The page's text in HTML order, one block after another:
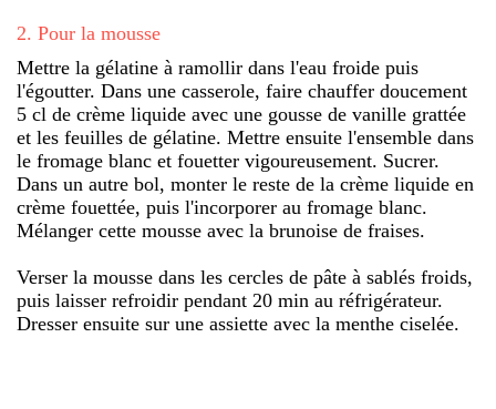
2. Pour la mousse
Mettre la gélatine à ramollir dans l'eau froide puis
l'égoutter. Dans une casserole, faire chauffer doucement
5 cl de crème liquide avec une gousse de vanille grattée
et les feuilles de gélatine. Mettre ensuite l'ensemble dans
le fromage blanc et fouetter vigoureusement. Sucrer.
Dans un autre bol, monter le reste de la crème liquide en
crème fouettée, puis l'incorporer au fromage blanc.
Mélanger cette mousse avec la brunoise de fraises.
Verser la mousse dans les cercles de pâte à sablés froids,
puis laisser refroidir pendant 20 min au réfrigérateur.
Dresser ensuite sur une assiette avec la menthe ciselée.